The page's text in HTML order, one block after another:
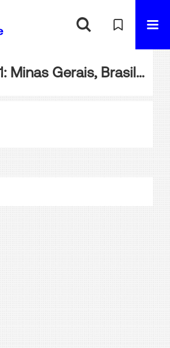
EA-003591: Minas Gerais, Brasilien - aktuelle Fotografien